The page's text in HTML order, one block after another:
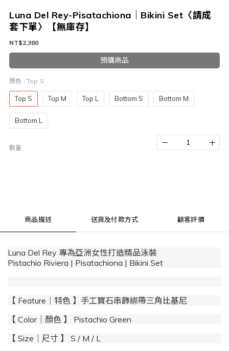
Luna Del Rey-Pisatachiona｜Bikini Set〈請成
套下單〉【無庫存】
NT$2,380
預購商品
顏色 : Top S
Top S Top M Top L Bottom S Bottom M
Bottom L
數量
商品描述 送貨及付款方式 顧客評價
Luna Del Rey 專為亞洲女性打造精品泳裝
Pistachio Riviera | Pisatachiona | Bikini Set
【 Feature｜特色 】手工寶石串飾綁帶三角比基尼
【 Color｜顏色 】 Pistachio Green
【 Size｜尺寸 】 S / M / L